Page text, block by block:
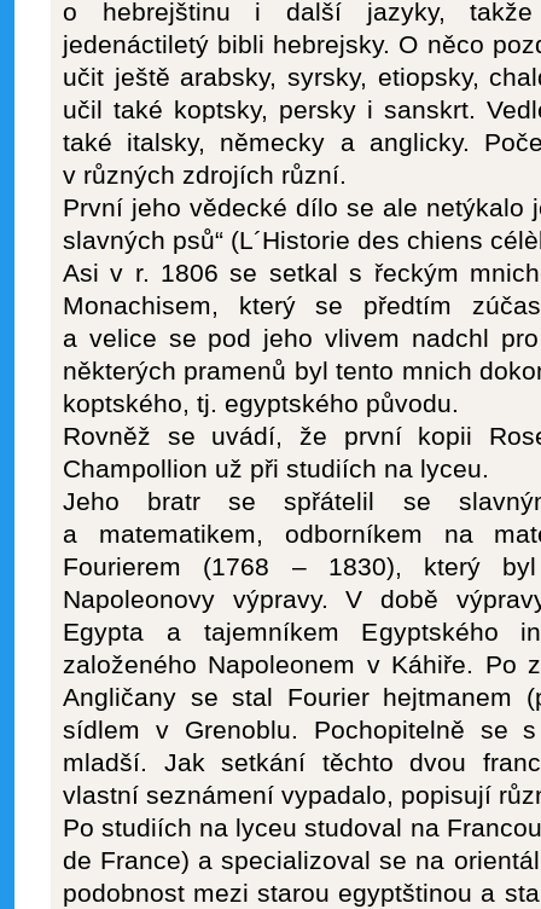
o hebrejštinu i další jazyky, takže
jedenáctiletý bibli hebrejsky. O něco
učit ještě arabsky, syrsky, etiopsky,
učil také koptsky, persky i sanskrt.
také italsky, německy a anglicky.
v různých zdrojích různí.
První jeho vědecké dílo se ale netýkalo
slavných psů“ (L´Historie des chiens
Asi v r. 1806 se setkal s řeckým
Monachisem, který se předtím
a velice se pod jeho vlivem nadchl
některých pramenů byl tento mnich
koptského, tj. egyptského původu.
Rovněž se uvádí, že první kopii
Champollion už při studiích na lyceu.
Jeho bratr se spřátelil se
a matematikem, odborníkem na
Fourierem (1768 – 1830), který
Napoleonovy výpravy. V době
Egypta a tajemníkem Egyptského
založeného Napoleonem v Káhiře. Po
Angličany se stal Fourier hejtmanem
sídlem v Grenoblu. Pochopitelně se
mladší. Jak setkání těchto dvou
vlastní seznámení vypadalo, popisují
Po studiích na lyceu studoval na
de France) a specializoval se na
podobnost mezi starou egyptštinou a